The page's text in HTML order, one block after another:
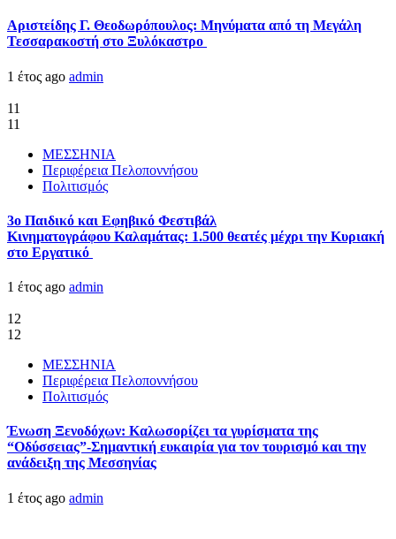
Αριστείδης Γ. Θεοδωρόπουλος: Μηνύματα από τη Μεγάλη
Τεσσαρακοστή στο Ξυλόκαστρο
1 έτος ago admin
11
11
ΜΕΣΣΗΝΙΑ
Περιφέρεια Πελοποννήσου
Πολιτισμός
3ο Παιδικό και Εφηβικό Φεστιβάλ
Κινηματογράφου Καλαμάτας: 1.500 θεατές μέχρι την Κυριακή
στο Εργατικό
1 έτος ago admin
12
12
ΜΕΣΣΗΝΙΑ
Περιφέρεια Πελοποννήσου
Πολιτισμός
Ένωση Ξενοδόχων: Καλωσορίζει τα γυρίσματα της
“Οδύσσειας”-Σημαντική ευκαιρία για τον τουρισμό και την
ανάδειξη της Μεσσηνίας
1 έτος ago admin